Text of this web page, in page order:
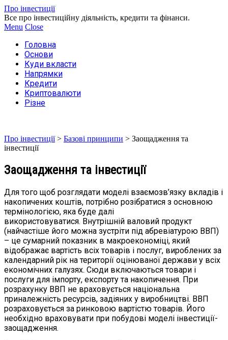
Про інвестиції
Все про інвестиційну діяльність, кредити та фінанси.
Menu Close
Головна
Основи
Куди вкласти
Напрямки
Кредити
Криптовалюти
Різне
Про інвестиції> Базові принципи > Заощадження та
інвестиції
Заощадження та інвестиції
Для того щоб розглядати моделі взаємозв’язку вкладів і
накопичених коштів, потрібно розібратися з основною
термінологією, яка буде далі
використовуватися. Внутрішній валовий продукт
(найчастіше його можна зустріти під абревіатурою ВВП)
– це сумарний показник в макроекономіці, який
відображає вартість всіх товарів і послуг, вироблених за
календарний рік на території оцінюваної держави у всіх
економічних галузях. Сюди включаються товари і
послуги для імпорту, експорту та накопичення. При
розрахунку ВВП не враховується національна
приналежність ресурсів, задіяних у виробництві. ВВП
розраховується за ринковою вартістю товарів. Його
необхідно враховувати при побудові моделі інвестиції-
заощадження.